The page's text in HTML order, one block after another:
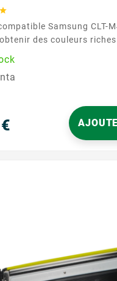

Samsung CLT-
des couleurs
capacité de 1000 pages,
et fiables. Caractéristiques